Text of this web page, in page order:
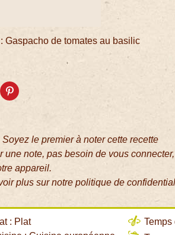
Gaspacho de tomates au basilic
Soyez le premier à noter cette recette
une note, pas besoin de vous
appareil.
plus sur notre politique de
: Plat
Temps